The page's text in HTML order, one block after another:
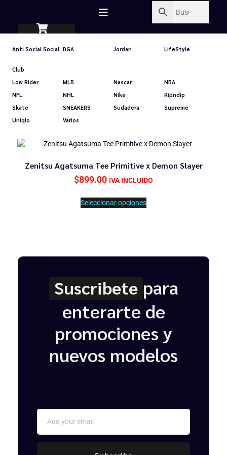
Anti Social Social
Club
DGA Jordan LifeStyle
Low Rider MLB Nascar
NBA
NFL
NHL Nike
Ripndip
Skate
SNEAKERS Sudadera
Supreme
Uniqlo
Varios
Zenitsu Agatsuma Tee Primitive x Demon Slayer
$899.00 IVA INCLUIDO
Seleccionar opciones
Suscribete para
enterarte de
promociones y
nuevos modelos